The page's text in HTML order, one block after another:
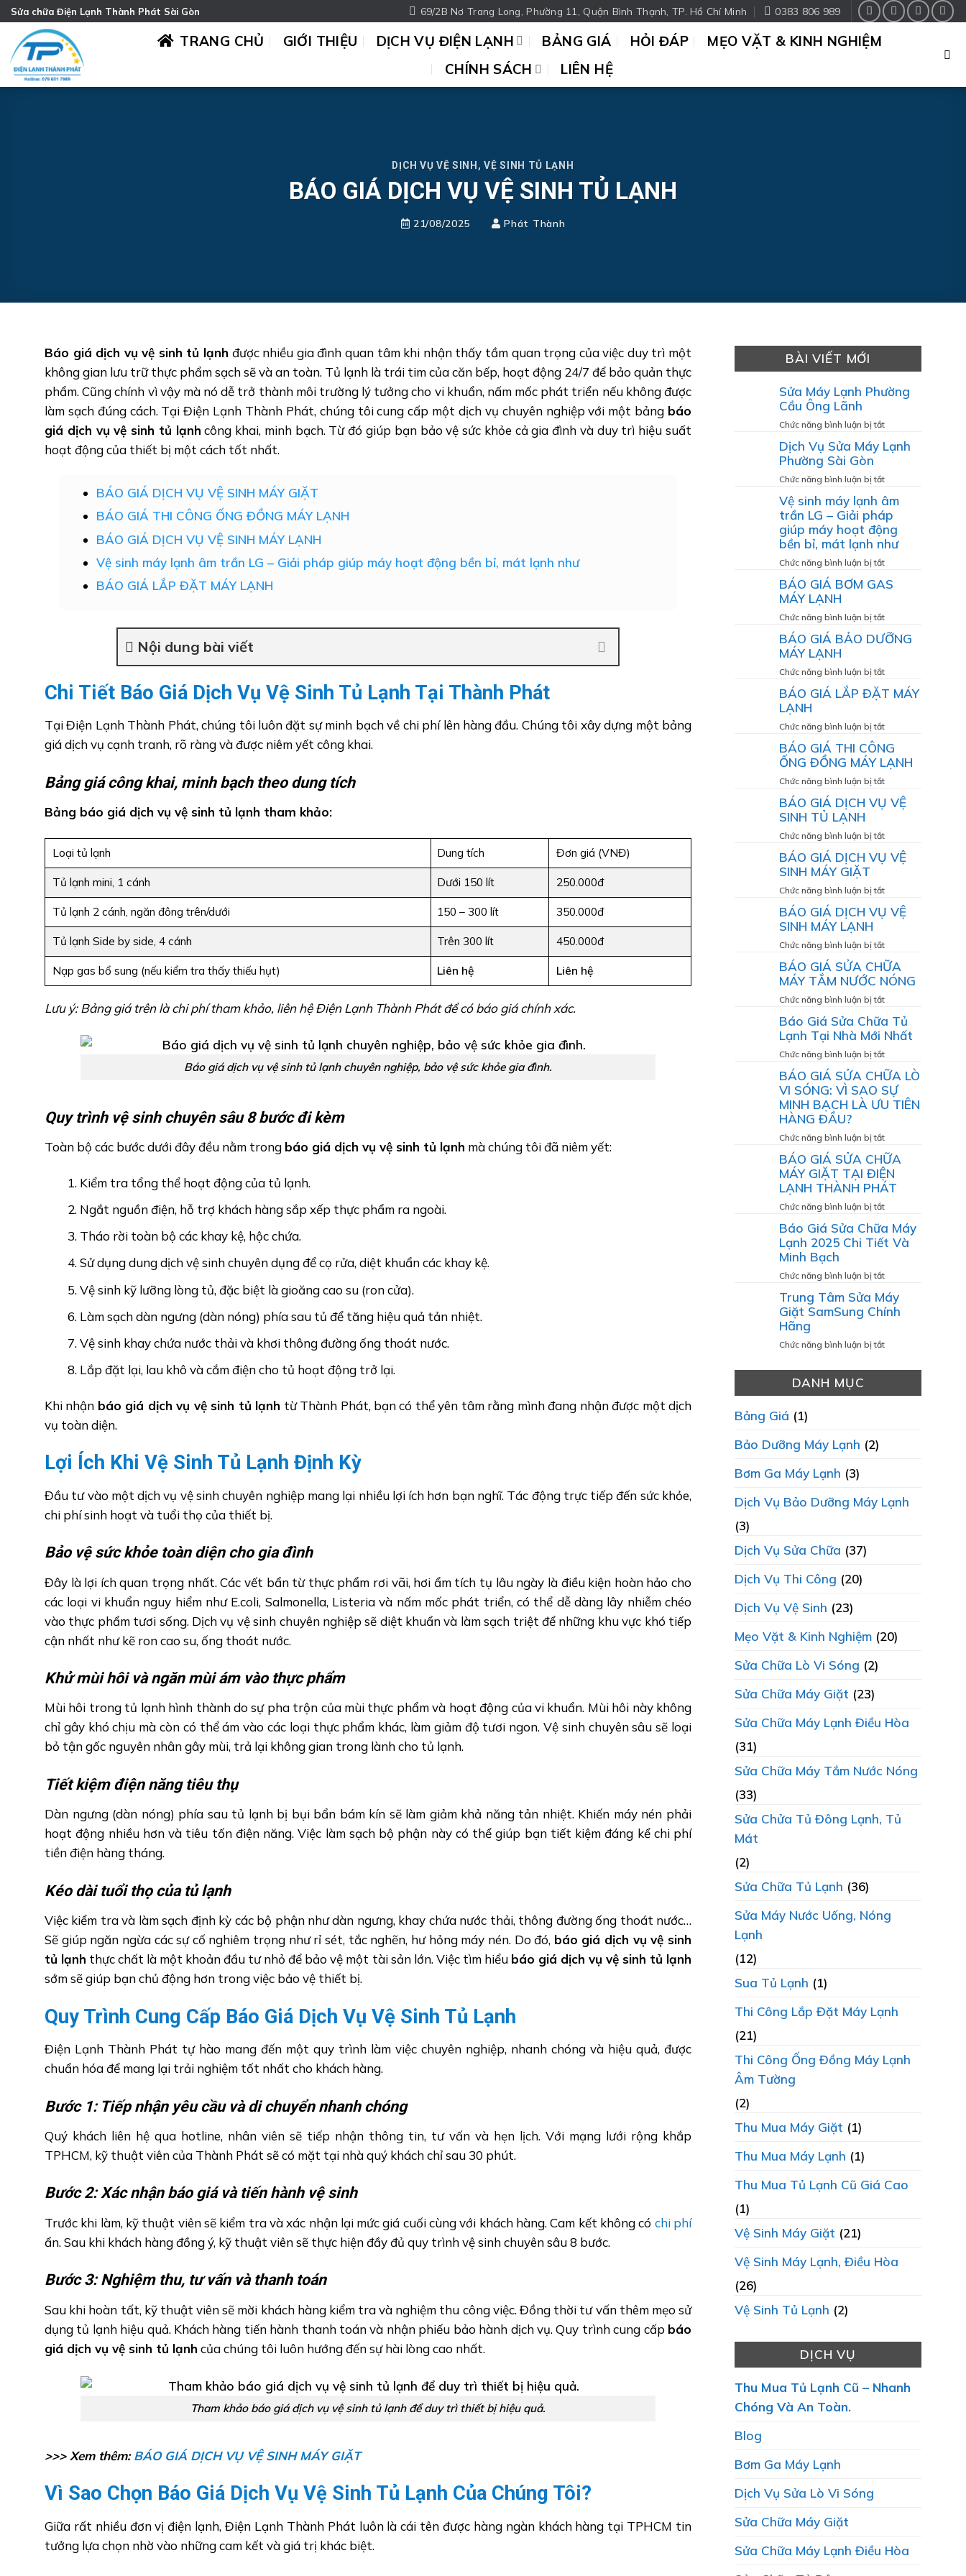
Chuyển
nội
dung
Sửa chữa Điện Lạnh Thành Phát Sài Gòn 69/2B Nơ Trang Long, Phường 11, Quận Bình Thạnh, TP. Hồ Chí Minh 0383 806 989
TRANG CHỦ GIỚI THIỆU DỊCH VỤ ĐIỆN LẠNH BẢNG GIÁ HỎI ĐÁP
MẸO VẶT & KINH NGHIỆM
CHÍNH SÁCH
LIÊN HỆ
DỊCH VỤ VỆ SINH ,VỆ SINH TỦ LẠNH
BÁO GIÁ DỊCH VỤ VỆ SINH TỦ LẠNH
21/08/2025 Phát Thành
Báo giá dịch vụ vệ sinh tủ lạnh được nhiều gia đình quan tâm khi nhận thấy tầm quan trọng của việc duy trì một
không gian lưu trữ thực phẩm sạch sẽ và an toàn. Tủ lạnh là trái tim của căn bếp, hoạt động 24/7 để bảo quản thực
phẩm. Cũng chính vì vậy mà nó dễ trở thành môi trường lý tưởng cho vi khuẩn, nấm mốc phát triển nếu không được
làm sạch đúng cách. Tại Điện Lạnh Thành Phát, chúng tôi cung cấp một dịch vụ chuyên nghiệp với một bảng báo
giá dịch vụ vệ sinh tủ lạnh công khai, minh bạch. Từ đó giúp bạn bảo vệ sức khỏe cả gia đình và duy trì hiệu suất
hoạt động của thiết bị một cách tốt nhất.
BÁO GIÁ DỊCH VỤ VỆ SINH MÁY GIẶT
BÁO GIÁ THI CÔNG ỐNG ĐỒNG MÁY LẠNH
BÁO GIÁ DỊCH VỤ VỆ SINH MÁY LẠNH
Vệ sinh máy lạnh âm trần LG – Giải pháp giúp máy hoạt động bền bỉ, mát lạnh như
BÁO GIÁ LẮP ĐẶT MÁY LẠNH
Nội dung bài viết
Chi Tiết Báo Giá Dịch Vụ Vệ Sinh Tủ Lạnh Tại Thành Phát
Tại Điện Lạnh Thành Phát, chúng tôi luôn đặt sự minh bạch về chi phí lên hàng đầu. Chúng tôi xây dựng một bảng
giá dịch vụ cạnh tranh, rõ ràng và được niêm yết công khai.
Bảng giá công khai, minh bạch theo dung tích
Bảng báo giá dịch vụ vệ sinh tủ lạnh tham khảo:
Loại tủ lạnh Dung tích Đơn giá (VNĐ)
Tủ lạnh mini, 1 cánh Dưới 150 lít 250.000đ
Tủ lạnh 2 cánh, ngăn đông trên/dưới 150 – 300 lít 350.000đ
Tủ lạnh Side by side, 4 cánh Trên 300 lít 450.000đ
Nạp gas bổ sung (nếu kiểm tra thấy thiếu hụt) Liên hệ Liên hệ
Lưu ý: Bảng giá trên là chi phí tham khảo, liên hệ Điện Lạnh Thành Phát để có báo giá chính xác.
Báo giá dịch vụ vệ sinh tủ lạnh chuyên nghiệp, bảo vệ sức khỏe gia đình.
Quy trình vệ sinh chuyên sâu 8 bước đi kèm
Toàn bộ các bước dưới đây đều nằm trong báo giá dịch vụ vệ sinh tủ lạnh mà chúng tôi đã niêm yết:
Kiểm tra tổng thể hoạt động của tủ lạnh.
Ngắt nguồn điện, hỗ trợ khách hàng sắp xếp thực phẩm ra ngoài.
Tháo rời toàn bộ các khay kệ, hộc chứa.
Sử dụng dung dịch vệ sinh chuyên dụng để cọ rửa, diệt khuẩn các khay kệ.
Vệ sinh kỹ lưỡng lòng tủ, đặc biệt là gioăng cao su (ron cửa).
Làm sạch dàn ngưng (dàn nóng) phía sau tủ để tăng hiệu quả tản nhiệt.
Vệ sinh khay chứa nước thải và khơi thông đường ống thoát nước.
Lắp đặt lại, lau khô và cắm điện cho tủ hoạt động trở lại.
Khi nhận báo giá dịch vụ vệ sinh tủ lạnh từ Thành Phát, bạn có thể yên tâm rằng mình đang nhận được một dịch
vụ toàn diện.
Lợi Ích Khi Vệ Sinh Tủ Lạnh Định Kỳ
Đầu tư vào một dịch vụ vệ sinh chuyên nghiệp mang lại nhiều lợi ích hơn bạn nghĩ. Tác động trực tiếp đến sức khỏe,
chi phí sinh hoạt và tuổi thọ của thiết bị.
Bảo vệ sức khỏe toàn diện cho gia đình
Đây là lợi ích quan trọng nhất. Các vết bẩn từ thực phẩm rơi vãi, hơi ẩm tích tụ lâu ngày là điều kiện hoàn hảo cho
các loại vi khuẩn nguy hiểm như E.coli, Salmonella, Listeria và nấm mốc phát triển, có thể dễ dàng lây nhiễm chéo
vào thực phẩm tươi sống. Dịch vụ vệ sinh chuyên nghiệp sẽ diệt khuẩn và làm sạch triệt để những khu vực khó tiếp
cận nhất như kẽ ron cao su, ống thoát nước.
Khử mùi hôi và ngăn mùi ám vào thực phẩm
Mùi hôi trong tủ lạnh hình thành do sự pha trộn của mùi thực phẩm và hoạt động của vi khuẩn. Mùi hôi này không
chỉ gây khó chịu mà còn có thể ám vào các loại thực phẩm khác, làm giảm độ tươi ngon. Vệ sinh chuyên sâu sẽ loại
bỏ tận gốc nguyên nhân gây mùi, trả lại không gian trong lành cho tủ lạnh.
Tiết kiệm điện năng tiêu thụ
Dàn ngưng (dàn nóng) phía sau tủ lạnh bị bụi bẩn bám kín sẽ làm giảm khả năng tản nhiệt. Khiến máy nén phải
hoạt động nhiều hơn và tiêu tốn điện năng. Việc làm sạch bộ phận này có thể giúp bạn tiết kiệm đáng kể chi phí
tiền điện hàng tháng.
Kéo dài tuổi thọ của tủ lạnh
Việc kiểm tra và làm sạch định kỳ các bộ phận như dàn ngưng, khay chứa nước thải, thông đường ống thoát nước…
Sẽ giúp ngăn ngừa các sự cố nghiêm trọng như rỉ sét, tắc nghẽn, hư hỏng máy nén. Do đó, báo giá dịch vụ vệ sinh
tủ lạnh thực chất là một khoản đầu tư nhỏ để bảo vệ một tài sản lớn. Việc tìm hiểu báo giá dịch vụ vệ sinh tủ lạnh
sớm sẽ giúp bạn chủ động hơn trong việc bảo vệ thiết bị.
Quy Trình Cung Cấp Báo Giá Dịch Vụ Vệ Sinh Tủ Lạnh
Điện Lạnh Thành Phát tự hào mang đến một quy trình làm việc chuyên nghiệp, nhanh chóng và hiệu quả, được
chuẩn hóa để mang lại trải nghiệm tốt nhất cho khách hàng.
Bước 1: Tiếp nhận yêu cầu và di chuyển nhanh chóng
Quý khách liên hệ qua hotline, nhân viên sẽ tiếp nhận thông tin, tư vấn và hẹn lịch. Với mạng lưới rộng khắp
TPHCM, kỹ thuật viên của Thành Phát sẽ có mặt tại nhà quý khách chỉ sau 30 phút.
Bước 2: Xác nhận báo giá và tiến hành vệ sinh
Trước khi làm, kỹ thuật viên sẽ kiểm tra và xác nhận lại mức giá cuối cùng với khách hàng. Cam kết không có chi phí
ẩn. Sau khi khách hàng đồng ý, kỹ thuật viên sẽ thực hiện đầy đủ quy trình vệ sinh chuyên sâu 8 bước.
Bước 3: Nghiệm thu, tư vấn và thanh toán
Sau khi hoàn tất, kỹ thuật viên sẽ mời khách hàng kiểm tra và nghiệm thu công việc. Đồng thời tư vấn thêm mẹo sử
dụng tủ lạnh hiệu quả. Khách hàng tiến hành thanh toán và nhận phiếu bảo hành dịch vụ. Quy trình cung cấp báo
giá dịch vụ vệ sinh tủ lạnh của chúng tôi luôn hướng đến sự hài lòng cao nhất.
Tham khảo báo giá dịch vụ vệ sinh tủ lạnh để duy trì thiết bị hiệu quả.
>>> Xem thêm:BÁO GIÁ DỊCH VỤ VỆ SINH MÁY GIẶT
Vì Sao Chọn Báo Giá Dịch Vụ Vệ Sinh Tủ Lạnh Của Chúng Tôi?
Giữa rất nhiều đơn vị điện lạnh, Điện Lạnh Thành Phát luôn là cái tên được hàng ngàn khách hàng tại TPHCM tin
tưởng lựa chọn nhờ vào những cam kết và giá trị khác biệt.
BÀI VIẾT MỚI
Sửa Máy Lạnh Phường
Cầu Ông Lãnh
Chức năng bình luận bị tắtở
Máy
Phường
Ông
Lãnh
Dịch Vụ Sửa Máy Lạnh
Phường Sài Gòn
Chức năng bình luận bị tắtở
Vụ
Sửa
Máy
Lạnh
Phường
Gòn
Vệ sinh máy lạnh âm
trần LG – Giải pháp
giúp máy hoạt động
bền bỉ, mát lạnh như
Chức năng bình luận bị tắtở
sinh
lạnh
âm
trần
–
pháp
máy
động
bền
bỉ,
lạnh
BÁO GIÁ BƠM GAS
MÁY LẠNH
Chức năng bình luận bị tắtở
BÁO
GIÁ
GAS
LẠNH
BÁO GIÁ BẢO DƯỠNG
MÁY LẠNH
Chức năng bình luận bị tắtở
GIÁ
DƯỠNG
LẠNH
BÁO GIÁ LẮP ĐẶT MÁY
LẠNH
Chức năng bình luận bị tắtở
GIÁ
LẮP
ĐẶT
MÁY
LẠNH
BÁO GIÁ THI CÔNG
ỐNG ĐỒNG MÁY LẠNH
Chức năng bình luận bị tắtở
BÁO
GIÁ
CÔNG
ỐNG
ĐỒNG
LẠNH
BÁO GIÁ DỊCH VỤ VỆ
SINH TỦ LẠNH
Chức năng bình luận bị tắtở
BÁO
GIÁ
VỤ
SINH
LẠNH
BÁO GIÁ DỊCH VỤ VỆ
SINH MÁY GIẶT
Chức năng bình luận bị tắtở
BÁO
GIÁ
VỤ
VỆ
SINH
MÁY
GIẶT
BÁO GIÁ DỊCH VỤ VỆ
SINH MÁY LẠNH
Chức năng bình luận bị tắtở
BÁO
GIÁ
DỊCH
VỤ
SINH
MÁY
LẠNH
BÁO GIÁ SỬA CHỮA
MÁY TẮM NƯỚC NÓNG
Chức năng bình luận bị tắtở
GIÁ
SỬA
CHỮA
MÁY
TẮM
NƯỚC
NÓNG
Báo Giá Sửa Chữa Tủ
Lạnh Tại Nhà Mới Nhất
Chức năng bình luận bị tắtở
Báo
Giá
Sửa
Chữa
Lạnh
Nhà
Mới
Nhất
BÁO GIÁ SỬA CHỮA LÒ
VI SÓNG: VÌ SAO SỰ
MINH BẠCH LÀ ƯU TIÊN
HÀNG ĐẦU?
Chức năng bình luận bị tắtở
BÁO
GIÁ
SỬA
CHỮA
LÒ
SÓNG:
VÌ
SỰ
BẠCH
LÀ
TIÊN
ĐẦU?
BÁO GIÁ SỬA CHỮA
MÁY GIẶT TẠI ĐIỆN
LẠNH THÀNH PHÁT
Chức năng bình luận bị tắtở
GIÁ
SỬA
MÁY
TẠI
ĐIỆN
THÀNH
Báo Giá Sửa Chữa Máy
Lạnh 2025 Chi Tiết Và
Minh Bạch
Chức năng bình luận bị tắtở
Giá
Sửa
Máy
2025
Tiết
Trung Tâm Sửa Máy
Giặt SamSung Chính
Hãng
Chức năng bình luận bị tắtở
Tâm
Máy
DANH MỤC
Bảng Giá (1)
Bảo Dưỡng Máy Lạnh (2)
Bơm Ga Máy Lạnh (3)
Dịch Vụ Bảo Dưỡng Máy Lạnh
(3)
Dịch Vụ Sửa Chữa (37)
Dịch Vụ Thi Công (20)
Dịch Vụ Vệ Sinh (23)
Mẹo Vặt & Kinh Nghiệm (20)
Sửa Chữa Lò Vi Sóng (2)
Sửa Chữa Máy Giặt (23)
Sửa Chữa Máy Lạnh Điều Hòa
(31)
Sửa Chữa Máy Tắm Nước Nóng
(33)
Sửa Chửa Tủ Đông Lạnh, Tủ
Mát
(2)
Sửa Chữa Tủ Lạnh (36)
Sửa Máy Nước Uống, Nóng
Lạnh
(12)
Sua Tủ Lạnh (1)
Thi Công Lắp Đặt Máy Lạnh
(21)
Thi Công Ống Đồng Máy Lạnh
Âm Tường
(2)
Thu Mua Máy Giặt (1)
Thu Mua Máy Lạnh (1)
Thu Mua Tủ Lạnh Cũ Giá Cao
(1)
Vệ Sinh Máy Giặt (21)
Vệ Sinh Máy Lạnh, Điều Hòa
(26)
Vệ Sinh Tủ Lạnh (2)
DỊCH VỤ
Thu Mua Tủ Lạnh Cũ – Nhanh
Chóng Và An Toàn.
Blog
Bơm Ga Máy Lạnh
Dịch Vụ Sửa Lò Vi Sóng
Sửa Chữa Máy Giặt
Sửa Chữa Máy Lạnh Điều Hòa